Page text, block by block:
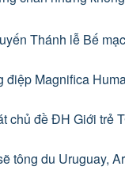
Thánh lễ Bế
điệp Magnifica
chủ đề ĐH Giới trẻ
tông du Uruguay,